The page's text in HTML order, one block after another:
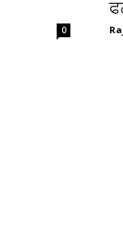
0